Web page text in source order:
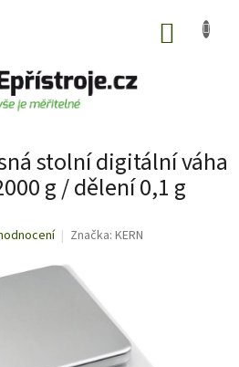
stolní digitální váha
g / dělení 0,1 g
Značka: KERN